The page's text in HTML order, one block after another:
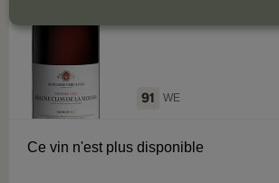
91 WE
Ce vin n'est plus disponible